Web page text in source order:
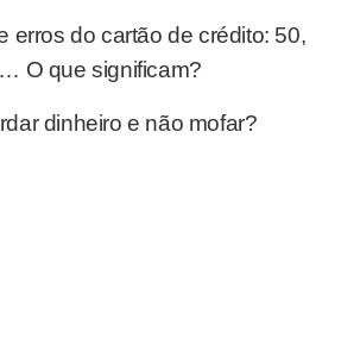
erros do cartão de crédito: 50,
O que significam?
dinheiro e não mofar?